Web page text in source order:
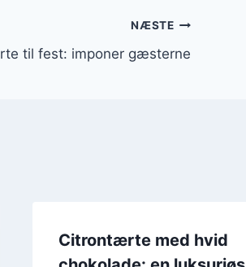
NÆSTE
til fest: imponer gæsterne
Citrontærte med hvid